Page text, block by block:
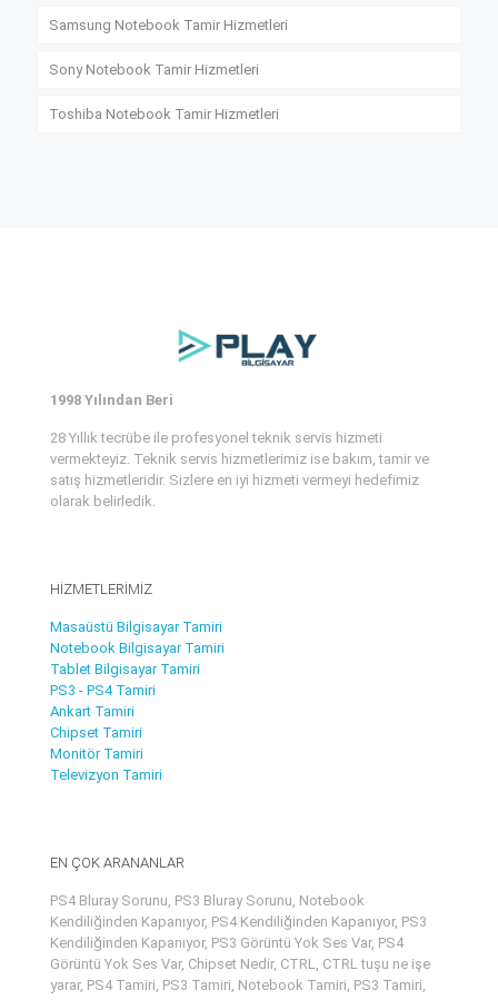
Samsung Notebook Tamir Hizmetleri
Sony Notebook Tamir Hizmetleri
Toshiba Notebook Tamir Hizmetleri
1998 Yılından Beri
28 Yıllık tecrübe ile profesyonel teknik servis hizmeti
vermekteyiz. Teknik servis hizmetlerimiz ise bakım, tamir ve
satış hizmetleridir. Sizlere en iyi hizmeti vermeyi hedefimiz
olarak belirledik.
HİZMETLERİMİZ
Masaüstü Bilgisayar Tamiri
Notebook Bilgisayar Tamiri
Tablet Bilgisayar Tamiri
PS3 - PS4 Tamiri
Ankart Tamiri
Chipset Tamiri
Monitör Tamiri
Televizyon Tamiri
EN ÇOK ARANANLAR
PS4 Bluray Sorunu, PS3 Bluray Sorunu, Notebook
Kendiliğinden Kapanıyor, PS4 Kendiliğinden Kapanıyor, PS3
Kendiliğinden Kapanıyor, PS3 Görüntü Yok Ses Var, PS4
Görüntü Yok Ses Var, Chipset Nedir, CTRL, CTRL tuşu ne işe
yarar, PS4 Tamiri, PS3 Tamiri, Notebook Tamiri, PS3 Tamiri,